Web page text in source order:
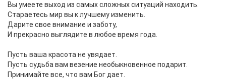
Вы умеете выход из самых сложных ситуаций находить.
Стараетесь мир вы к лучшему изменить.
Дарите свое внимание и заботу,
И прекрасно выглядите в любое время года.
Пусть ваша красота не увядает.
Пусть судьба вам везение необыкновенное подарит.
Принимайте все, что вам Бог дает.